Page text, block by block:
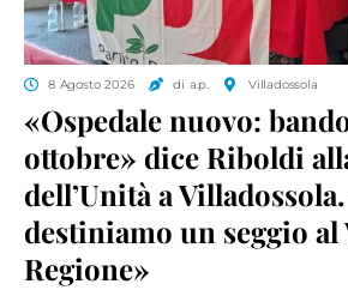
8 Agosto 2026 di a.p. Villadossola
«Ospedale nuovo:
ottobre» dice Riboldi
dell’Unità a
destiniamo un seggio al
Regione»